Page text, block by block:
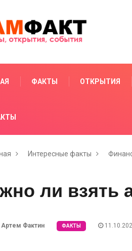
ФАКТЫ ОТКРЫТИЯ
Интересные факты
ли взять
Артем Фактин ФАКТЫ